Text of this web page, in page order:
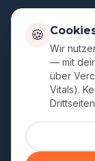
AKTIVITÄTEN
Bubble Soccer
Arrow Tag
XXL Soccer Darts
Wir
— mit
über
Vitals).